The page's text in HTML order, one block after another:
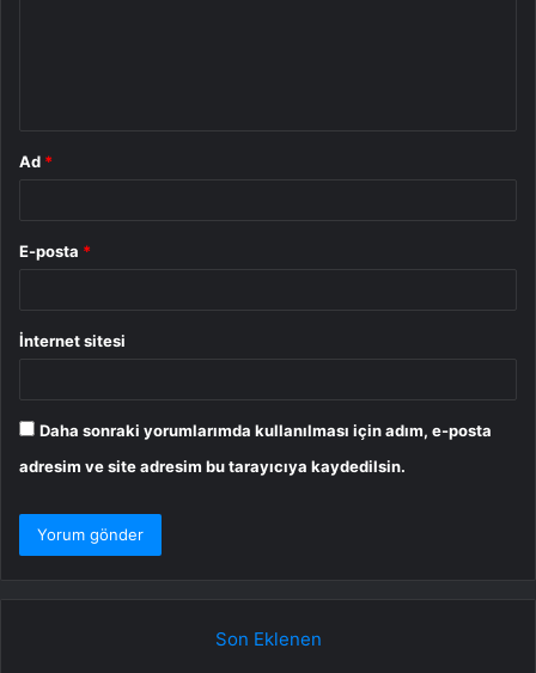
Ad *
E-posta *
İnternet sitesi
Daha sonraki yorumlarımda kullanılması için adım, e-posta
adresim ve site adresim bu tarayıcıya kaydedilsin.
Son Eklenen